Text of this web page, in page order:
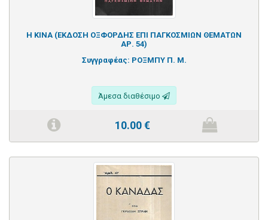
Η ΚΙΝΑ (ΕΚΔΟΣΗ ΟΞΦΟΡΔΗΣ ΕΠΙ ΠΑΓΚΟΣΜΙΩΝ ΘΕΜΑΤΩΝ
ΑΡ. 54)
Συγγραφέας: ΡΟΞΜΠΥ Π. Μ.
Άμεσα διαθέσιμο
10.00€